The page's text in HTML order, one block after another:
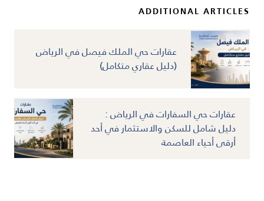
ADDITIONAL ARTICLES
عقارات حي الملك فيصل في الرياض
(دليل عقاري متكامل)
عقارات حي السفارات في الرياض :
دليل شامل للسكن والاستثمار في أحد
أرقى أحياء العاصمة